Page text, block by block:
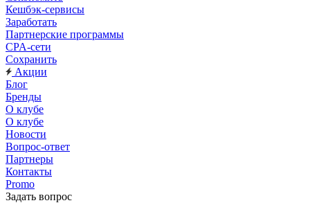
Кешбэк-сервисы
Заработать
Партнерские программы
CPA-сети
Сохранить
Акции
Блог
Бренды
О клубе
О клубе
Новости
Вопрос-ответ
Партнеры
Контакты
Promo
Задать вопрос